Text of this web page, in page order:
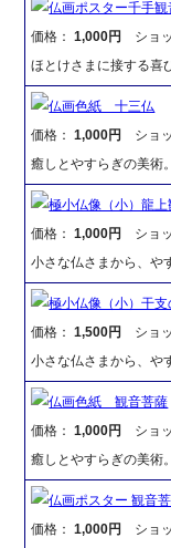
仏画ポスター千手観
価格：1,000円
ショ
ほとけさまに接する喜
仏画色紙 十三仏
価格：1,000円
ショ
癒しとやすらぎの美術
極小仏像（小）龍上
価格：1,000円
ショ
小さな仏さまから、や
極小仏像（小）干支
価格：1,500円
ショ
小さな仏さまから、や
仏画色紙 観音菩薩
価格：1,000円
ショ
癒しとやすらぎの美術
仏画ポスター 観音
価格：1,000円
ショ